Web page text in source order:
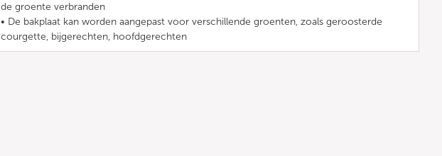
de groente verbranden
• De bakplaat kan worden aangepast voor verschillende groenten, zoals geroosterde
courgette, bijgerechten, hoofdgerechten